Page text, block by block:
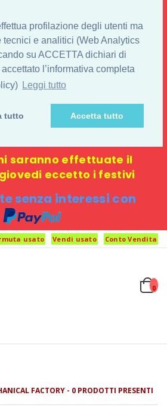
profilazione degli utenti ma
tecnici e analitici (Web Analytics
su ACCETTA dichiari di
l’informativa completa
Leggi tutto
tutto Accetta tutto
ON LINE
USATO E
100% online: nessun
o punto di ritiro
in Italia con spesa minima di
saranno effettuate il
eccetto i festivi
senza interessi con
usato Vendi usato Conto Vendita
0
FACTORY - 0 PRODOTTI PRESENTI